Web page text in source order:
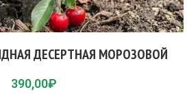
ДЕСЕРТНАЯ МОРОЗОВОЙ
390,00₽